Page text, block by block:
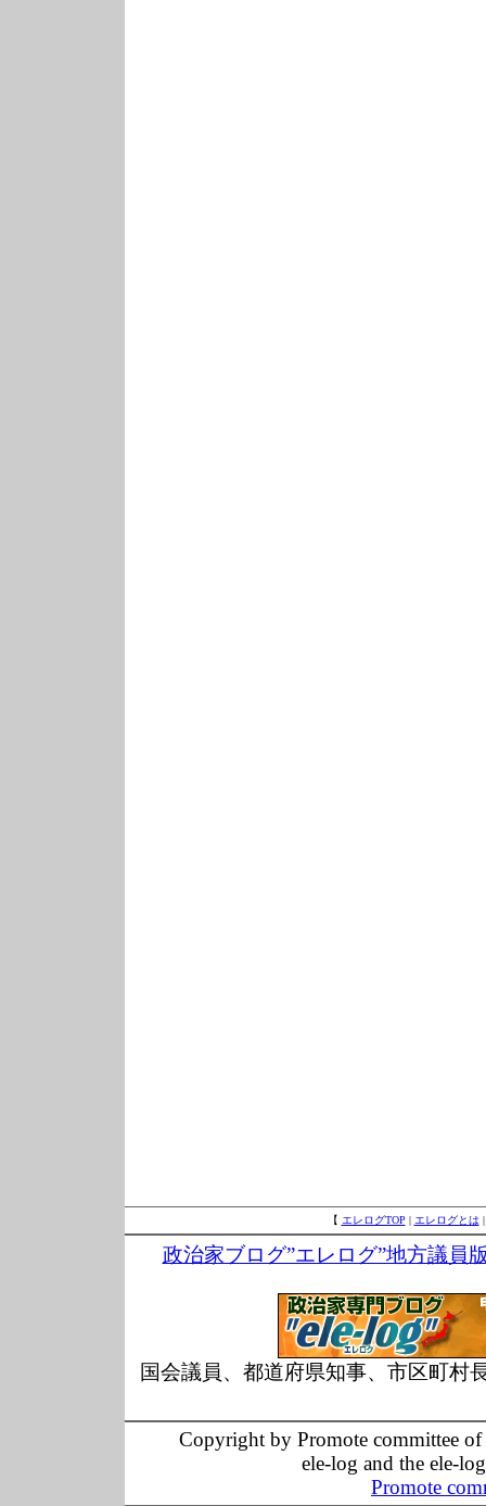
【 エレログTOP | エレログとは
政治家ブログ”エレログ”地方議員
国会議員、都道府県知事、市区町村
Copyright by Promote committee
ele-log and the ele-
Promote